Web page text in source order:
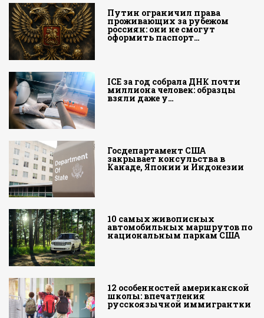
Путин ограничил права
проживающих за рубежом
россиян: они не смогут
оформить паспорт…
ICE за год собрала ДНК почти
миллиона человек: образцы
взяли даже у…
Госдепартамент США
закрывает консульства в
Канаде, Японии и Индонезии
10 самых живописных
автомобильных маршрутов по
национальным паркам США
12 особенностей американской
школы: впечатления
русскоязычной иммигрантки